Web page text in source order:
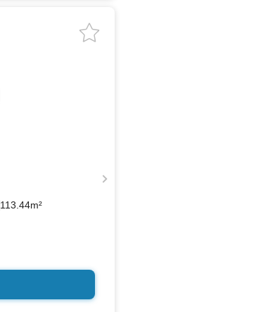
113.44m²